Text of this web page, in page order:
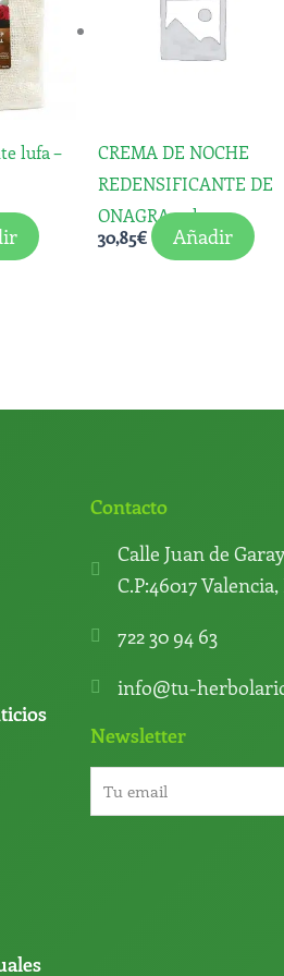
lufa –
CREMA DE NOCHE
REDENSIFICANTE DE
ONAGRA 30lm.
30,85€ Añadir
Contacto
Calle Juan de
C.P:46017
722 30 94 63
info@tu-
Newsletter